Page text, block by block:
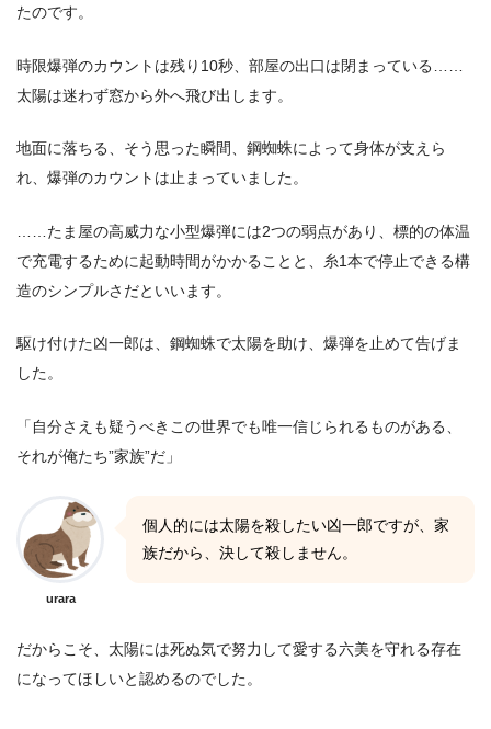
たのです。
時限爆弾のカウントは残り10秒、部屋の出口は閉まっている……
太陽は迷わず窓から外へ飛び出します。
地面に落ちる、そう思った瞬間、鋼蜘蛛によって身体が支えら
れ、爆弾のカウントは止まっていました。
……たま屋の高威力な小型爆弾には2つの弱点があり、標的の体温
で充電するために起動時間がかかることと、糸1本で停止できる構
造のシンプルさだといいます。
駆け付けた凶一郎は、鋼蜘蛛で太陽を助け、爆弾を止めて告げま
した。
「自分さえも疑うべきこの世界でも唯一信じられるものがある、
それが俺たち”家族”だ」
urara
個人的には太陽を殺したい凶一郎ですが、家
族だから、決して殺しません。
だからこそ、太陽には死ぬ気で努力して愛する六美を守れる存在
になってほしいと認めるのでした。